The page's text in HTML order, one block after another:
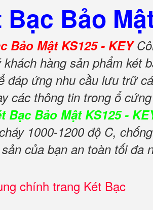
Bạc Bảo
Bảo Mật KS125 - KEY
khách hàng sản phẩm két
đáp ứng nhu cầu lưu trữ
các thông tin trong ổ
Bạc Bảo Mật KS125 -
1000-1200 độ C,
của bạn an toàn tối đa
chính trang Két Bạc